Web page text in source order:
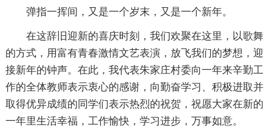
弹指一挥间，又是一个岁末，又是一个新年。
在这辞旧迎新的喜庆时刻，我们欢聚在这里，以歌舞
的方式，用富有青春激情文艺表演，放飞我们的梦想，迎
接新年的钟声。在此，我代表朱家庄村委向一年来辛勤工
作的全体教师表示衷心的感谢，向勤奋学习、积极进取并
取得优异成绩的同学们表示热烈的祝贺，祝愿大家在新的
一年里生活幸福，工作愉快，学习进步，万事如意。